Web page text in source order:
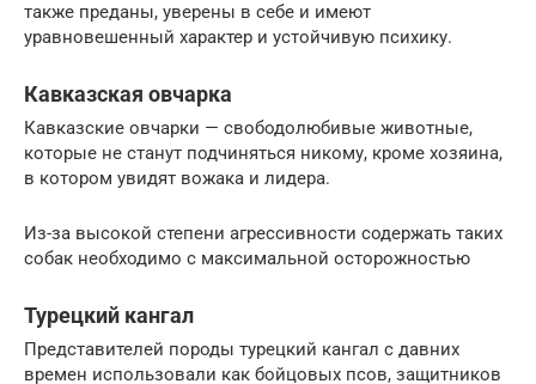
также преданы, уверены в себе и имеют
уравновешенный характер и устойчивую психику.
Кавказская овчарка
Кавказские овчарки — свободолюбивые животные,
которые не станут подчиняться никому, кроме хозяина,
в котором увидят вожака и лидера.
Из-за высокой степени агрессивности содержать таких
собак необходимо с максимальной осторожностью
Турецкий кангал
Представителей породы турецкий кангал с давних
времен использовали как бойцовых псов, защитников